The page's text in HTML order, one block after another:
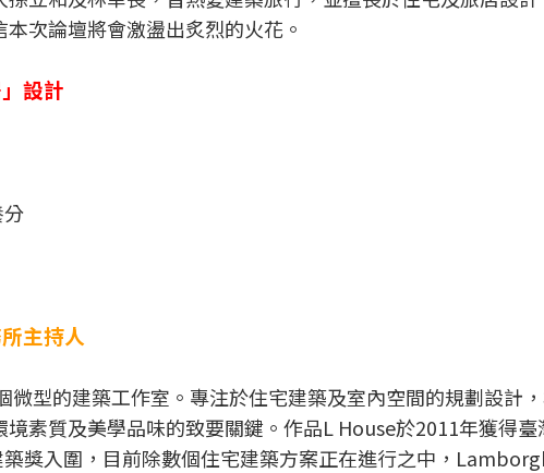
次論壇將會激盪出炙烈的火花。
設計
主持人
微型的建築工作室。專注於住宅建築及室內空間的規劃設計
素質及美學品味的致要關鍵。作品L House於2011年獲得
獎入圍，目前除數個住宅建築方案正在進行之中，